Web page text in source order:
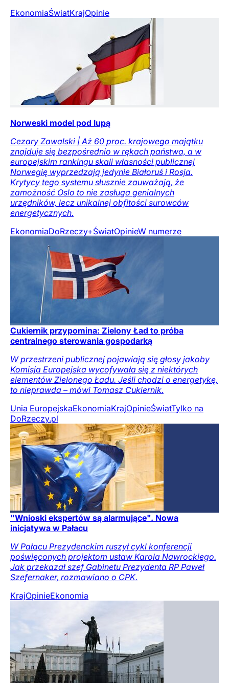
EkonomiaŚwiatKrajOpinie
Norweski model pod lupą
Cezary Zawalski | Aż 60 proc. krajowego majątku
znajduje się bezpośrednio w rękach państwa, a w
europejskim rankingu skali własności publicznej
Norwegię wyprzedzają jedynie Białoruś i Rosja.
Krytycy tego systemu słusznie zauważają, że
zamożność Oslo to nie zasługa genialnych
urzędników, lecz unikalnej obfitości surowców
energetycznych.
EkonomiaDoRzeczy+ŚwiatOpinieW numerze
Cukiernik przypomina: Zielony Ład to próba
centralnego sterowania gospodarką
W przestrzeni publicznej pojawiają się głosy jakoby
Komisja Europejska wycofywała się z niektórych
elementów Zielonego Ładu. Jeśli chodzi o energetykę,
to nieprawda – mówi Tomasz Cukiernik.
Unia EuropejskaEkonomiaKrajOpinieŚwiatTylko na
DoRzeczy.pl
"Wnioski ekspertów są alarmujące". Nowa
inicjatywa w Pałacu
W Pałacu Prezydenckim ruszył cykl konferencji
poświęconych projektom ustaw Karola Nawrockiego.
Jak przekazał szef Gabinetu Prezydenta RP Paweł
Szefernaker, rozmawiano o CPK.
KrajOpinieEkonomia